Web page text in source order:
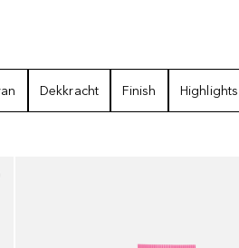
Dekkracht Finish Highlights